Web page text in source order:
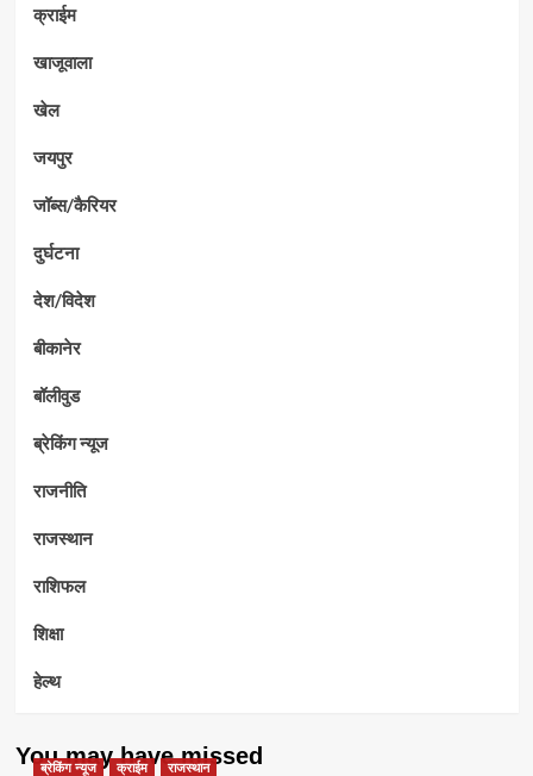
क्राईम
खाजूवाला
खेल
जयपुर
जॉब्स/कैरियर
दुर्घटना
देश/विदेश
बीकानेर
बॉलीवुड
ब्रेकिंग न्यूज
राजनीति
राजस्थान
राशिफल
शिक्षा
हेल्थ
You may have missed
ब्रेकिंग न्यूज क्राईम राजस्थान